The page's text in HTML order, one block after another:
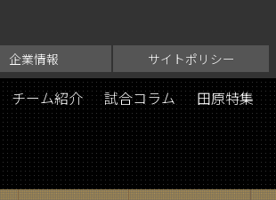
企業情報 サイトポリシー
チーム紹介 試合コラム 田原特集